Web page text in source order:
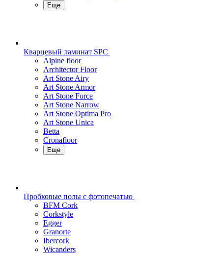
Еще
Кварцевый ламинат SPC
Alpine floor
Architector Floor
Art Stone Airy
Art Stone Armor
Art Stone Force
Art Stone Narrow
Art Stone Optima Pro
Art Stone Unica
Betta
Cronafloor
Еще
Пробковые полы с фотопечатью
BFM Cork
Corkstyle
Egger
Granorte
Ibercork
Wicanders